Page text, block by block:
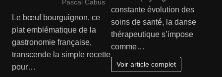
Pascal Cabus
Le bœuf bourguignon, ce
plat emblématique de la
gastronomie française,
transcende la simple recette
pour…
constante évolution des
soins de santé, la danse
thérapeutique s’impose
comme…
Voir article complet